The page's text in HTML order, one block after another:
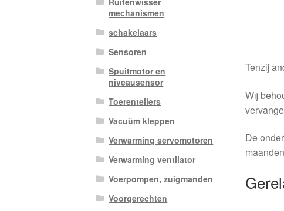
Tenzij
Wij
De
mechanismen
schakelaars
Sensoren
Spuitmotor en
niveausensor
Toerentellers
Vacuüm kleppen
Verwarming servomotoren
Verwarming ventilator
Voerpompen, zuigmanden
Voorgerechten